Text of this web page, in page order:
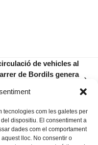
tecnologies com les galetes per
dispositiu. El consentiment a
dades com el comportament
lloc. No consentir o
de vehicles al
de Bordils genera